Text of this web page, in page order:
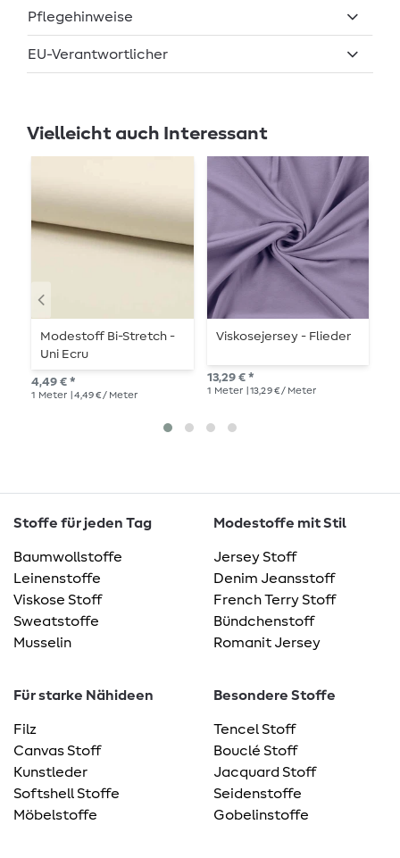
Pflegehinweise
EU-Verantwortlicher
Vielleicht auch Interessant
Modestoff Bi-Stretch -
Uni Ecru
4,49 € *
1 Meter | 4,49 € / Meter
Viskosejersey - Flieder
13,29 € *
1 Meter | 13,29 € / Meter
Stoffe für jeden Tag
Baumwollstoffe
Leinenstoffe
Viskose Stoff
Sweatstoffe
Musselin
Modestoffe mit Stil
Jersey Stoff
Denim Jeansstoff
French Terry Stoff
Bündchenstoff
Romanit Jersey
Für starke Nähideen
Filz
Canvas Stoff
Kunstleder
Softshell Stoffe
Möbelstoffe
Besondere Stoffe
Tencel Stoff
Bouclé Stoff
Jacquard Stoff
Seidenstoffe
Gobelinstoffe